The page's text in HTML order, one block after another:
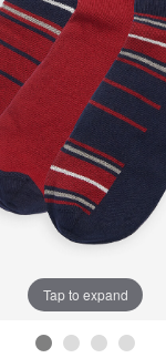
Tap to expand